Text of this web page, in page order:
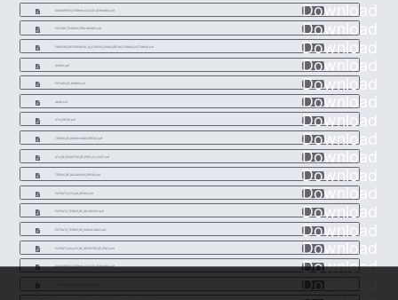
DOCUMENTO_FORMALIZAO_DE_DEMANDA.pdf Download
ESTUDO_TECNICO_PRELIMINAR.pdf Download
PARECER_REFERENCIAL_N_12_PREGO_PARA_SRP_NA_FORMA_ELETRNICA.pdf Download
DIARIO.pdf Download
ESTADO_DE_MINAS.pdf Download
AMM.pdf Download
ATA_PREGO.pdf Download
TERMO_DE_HOMOLOGAO_PREGO.pdf Download
ATA_DE_REGISTRO_DE_PREO_22_2025.pdf Download
TERMO_DE_ADJUDICAO_PREGO.pdf Download
EXTRATO_ATA_DA_SESSO.pdf Download
EXTRATO_TERMO_DE_ADJUDICAO.pdf Download
EXTRATO_TERMO_DE_HOMOLOGAO.pdf Download
EXTRATO_DA_ATA_DE_REGISTRO_DE_PREO.pdf Download
DOCUMENTO_FORMALIZAO_DE_DEMANDA.pdf Download
Download